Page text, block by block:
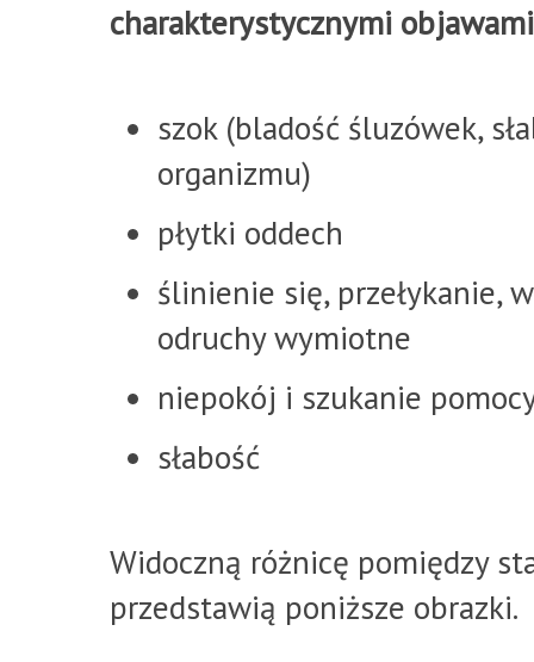
charakterystycznymi
szok (bladość śluzówek,
organizmu)
płytki oddech
ślinienie się, przełykanie,
odruchy wymiotne
niepokój i szukanie
słabość
Widoczną różnicę pomiędzy
przedstawią poniższe obrazki.